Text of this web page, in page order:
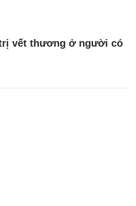
vết thương ở người có